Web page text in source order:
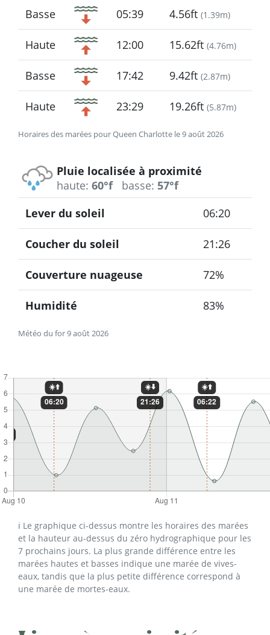
Horaires des marées pour Queen Charlotte le 9 août 2026
Basse 05:39 4.56ft (1.39m)
Haute 12:00 15.62ft (4.76m)
Basse 17:42 9.42ft (2.87m)
Haute 23:29 19.26ft (5.87m)
Pluie localisée à proximité
haute: 60°f basse: 57°f
Météo du for 9 août 2026
Lever du soleil 06:20
Coucher du soleil 21:26
Couverture nuageuse 72%
Humidité 83%
ℹ️ Le graphique ci-dessus montre les horaires des marées
et la hauteur au-dessus du zéro hydrographique pour les
7 prochains jours. La plus grande différence entre les
marées hautes et basses indique une marée de vives-
eaux, tandis que la plus petite différence correspond à
une marée de mortes-eaux.